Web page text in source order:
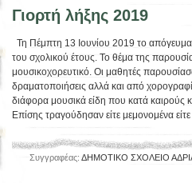
Γιορτή λήξης 2019
Τη Πέμπτη 13 Ιουνίου 2019 το
του σχολικού έτους. Το θέμα της
μουσικοχορευτικό. Οι μαθητές
δραματοποιήσεις αλλά και από
διάφορα μουσικά είδη που κατά καιρούς
Επίσης τραγούδησαν είτε μεμονομένα
Συγγραφέας: ΔΗΜΟΤΙΚΟ ΣΧΟΛΕΙΟ